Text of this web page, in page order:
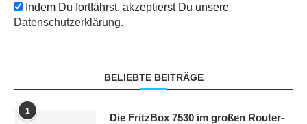
Indem Du fortfährst, akzeptierst Du unsere
Datenschutzerklärung.
BELIEBTE BEITRÄGE
1
Die FritzBox 7530 im großen Router-